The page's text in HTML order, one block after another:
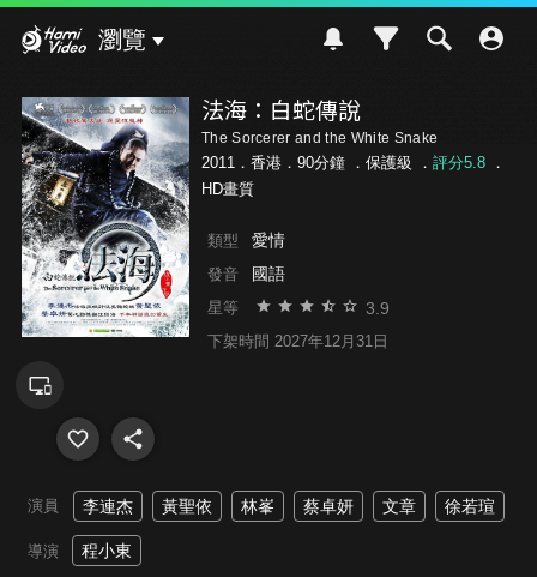
瀏覽
法海：白蛇傳說
The Sorcerer and the White Snake
2011．香港．90分鐘 ． 保護級 ． 評分5.8．
HD畫質
類型 愛情
發音 國語
星等 3.9
下架時間 2027年12月31日
演員 李連杰 黃聖依 林峯 蔡卓妍 文章 徐若瑄
導演 程小東